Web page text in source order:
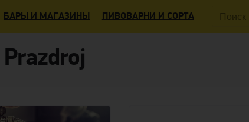
Поиск:
БАРЫ И МАГАЗИНЫ ПИВОВАРНИ И СОРТА